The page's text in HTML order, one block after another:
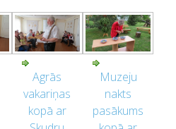
Agrās
vakariņas
kopā ar
Muzeju
nakts
pasākums